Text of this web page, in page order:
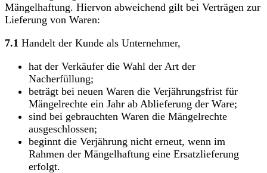
Mängelhaftung. Hiervon abweichend gilt bei Verträgen zur
Lieferung von Waren:
7.1 Handelt der Kunde als Unternehmer,
hat der Verkäufer die Wahl der Art der
Nacherfüllung;
beträgt bei neuen Waren die Verjährungsfrist für
Mängelrechte ein Jahr ab Ablieferung der Ware;
sind bei gebrauchten Waren die Mängelrechte
ausgeschlossen;
beginnt die Verjährung nicht erneut, wenn im
Rahmen der Mängelhaftung eine Ersatzlieferung
erfolgt.